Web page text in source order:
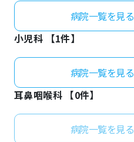
病院一覧を見る
小児科 【1件】
病院一覧を見る
耳鼻咽喉科 【0件】
病院一覧を見る